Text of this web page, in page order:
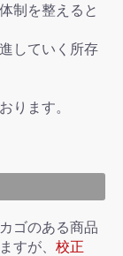
制を整えると
していく所存
ります。
ゴのある商品
すが、 校正